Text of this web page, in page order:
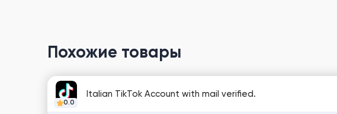
Похожие товары
0.0
Italian TikTok Account with mail verified.